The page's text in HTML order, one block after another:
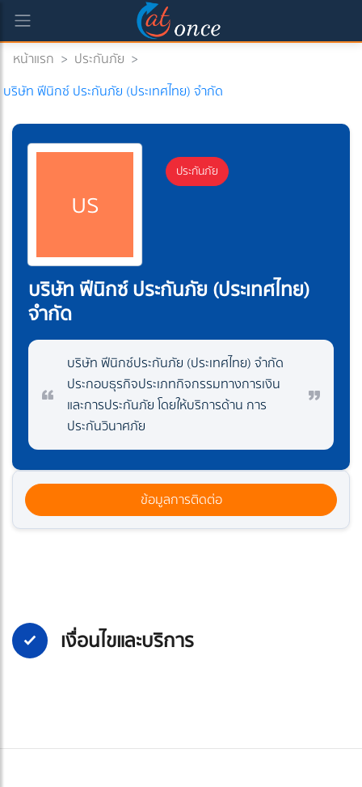
หน้าแรก > ประกันภัย >
บริษัท ฟีนิกซ์ ประกันภัย (ประเทศไทย) จำกัด
บร
ประกันภัย
บริษัท ฟีนิกซ์ ประกันภัย (ประเทศไทย)
จำกัด
บริษัท ฟีนิกซ์ประกันภัย (ประเทศไทย) จำกัด
ประกอบธุรกิจประเภทกิจกรรมทางการเงิน
และการประกันภัย โดยให้บริการด้าน การ
ประกันวินาศภัย
ข้อมูลการติดต่อ
เงื่อนไขและบริการ